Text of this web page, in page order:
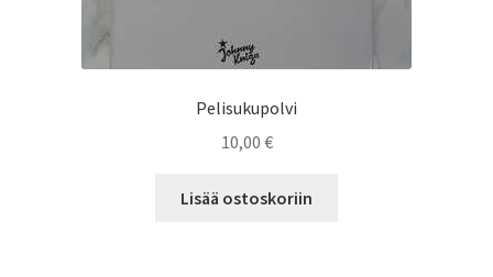
Pelisukupolvi
10,00 €
Lisää ostoskoriin